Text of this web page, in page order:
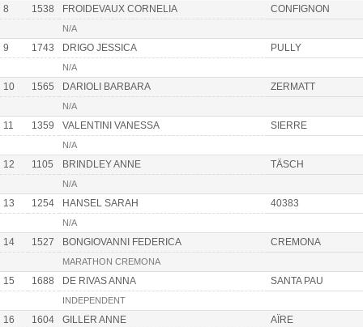
8 1538 FROIDEVAUX CORNELIA CONFIGNON
N/A
9 1743 DRIGO JESSICA PULLY
N/A
10 1565 DARIOLI BARBARA ZERMATT
N/A
11 1359 VALENTINI VANESSA SIERRE
N/A
12 1105 BRINDLEY ANNE TÄSCH
N/A
13 1254 HANSEL SARAH 40383
N/A
14 1527 BONGIOVANNI FEDERICA CREMONA
MARATHON CREMONA
15 1688 DE RIVAS ANNA SANTA PAU
INDEPENDENT
16 1604 GILLER ANNE AÏRE